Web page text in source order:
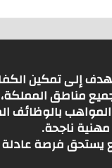
إلى تمكين
مناطق
بالوظائف
ناجحة.
يستحق فرصة عادلة